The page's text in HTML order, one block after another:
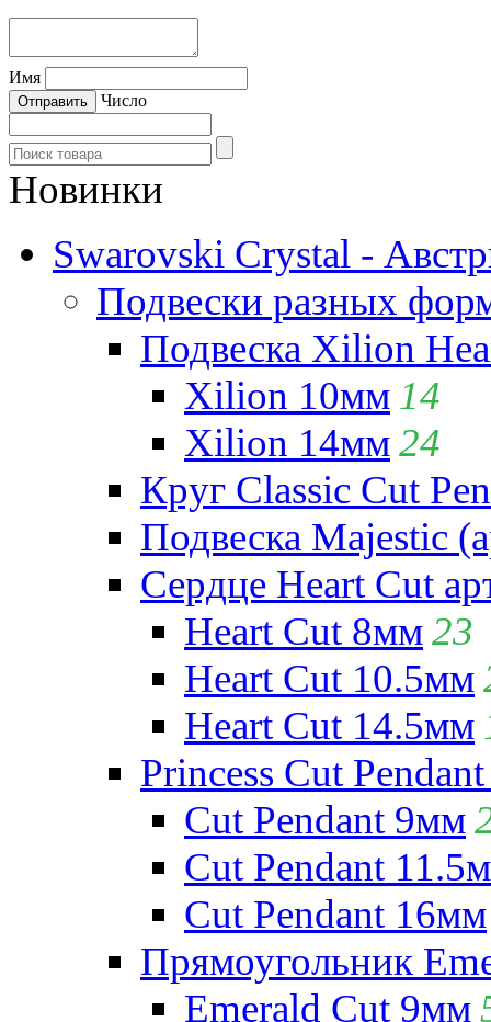
Имя
Число
Новинки
Swarovski Crystal -
Подвески разных
Подвеска Xilion
Xilion 10мм 14
Xilion 14мм24
Круг Classic Cut
Подвеска Majestic
Сердце Heart Cut
Heart Cut 8мм23
Heart Cut 10.5мм
Heart Cut 14.5мм
Princess Cut
Cut Pendant 9мм
Cut Pendant
Cut Pendant 16мм
Прямоугольник
Emerald Cut 9мм